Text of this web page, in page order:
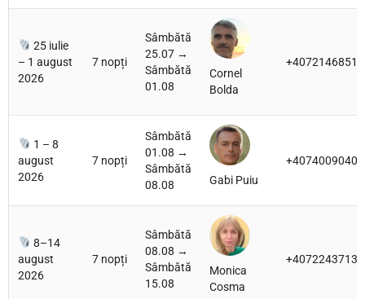
25 iulie
– 1 august
2026
7 nopți
Sâmbătă
25.07 →
Sâmbătă
01.08
Cornel
Bolda
+40721468512
1 – 8
august
2026
7 nopți
Sâmbătă
01.08 →
Sâmbătă
08.08
Gabi Puiu
+40740090405
8–14
august
2026
7 nopți
Sâmbătă
08.08 →
Sâmbătă
15.08
Monica
Cosma
+40722437131